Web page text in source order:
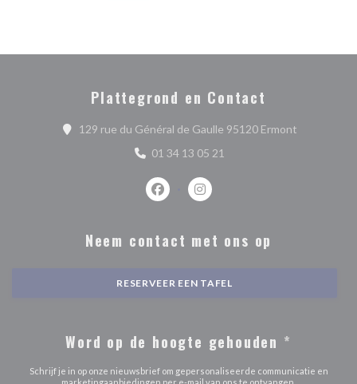
Plattegrond en Contact
129 rue du Général de Gaulle 95120 Ermont((opent in
01 34 13 05 21
Facebook ((opent in een nieuw
Instagram ((opent in een
Neem contact met ons op
RESERVEER EEN TAFEL
Word op de hoogte gehouden *
Schrijf je in op onze nieuwsbrief om gepersonaliseerde communicatie en